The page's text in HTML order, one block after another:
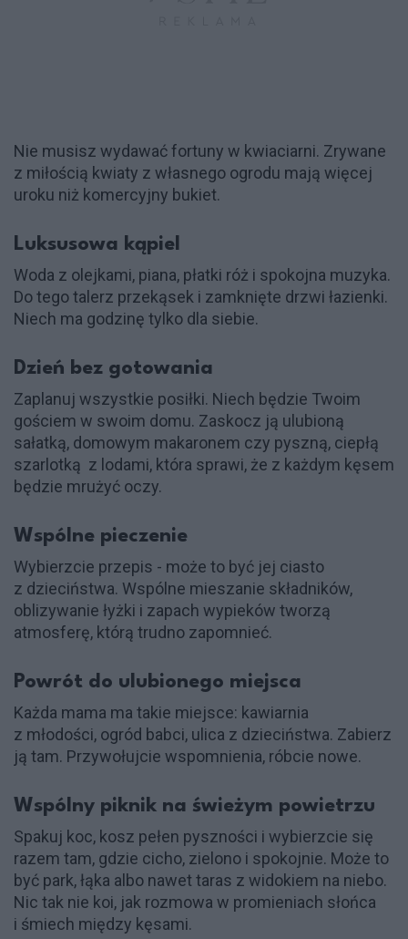
Nie musisz wydawać fortuny w kwiaciarni. Zrywane
z miłością kwiaty z własnego ogrodu mają więcej
uroku niż komercyjny bukiet.
Luksusowa kąpiel
Woda z olejkami, piana, płatki róż i spokojna muzyka.
Do tego talerz przekąsek i zamknięte drzwi łazienki.
Niech ma godzinę tylko dla siebie.
Dzień bez gotowania
Zaplanuj wszystkie posiłki. Niech będzie Twoim
gościem w swoim domu. Zaskocz ją ulubioną
sałatką, domowym makaronem czy pyszną, ciepłą
szarlotką z lodami, która sprawi, że z każdym kęsem
będzie mrużyć oczy.
Wspólne pieczenie
Wybierzcie przepis - może to być jej ciasto
z dzieciństwa. Wspólne mieszanie składników,
oblizywanie łyżki i zapach wypieków tworzą
atmosferę, którą trudno zapomnieć.
Powrót do ulubionego miejsca
Każda mama ma takie miejsce: kawiarnia
z młodości, ogród babci, ulica z dzieciństwa. Zabierz
ją tam. Przywołujcie wspomnienia, róbcie nowe.
Wspólny piknik na świeżym powietrzu
Spakuj koc, kosz pełen pyszności i wybierzcie się
razem tam, gdzie cicho, zielono i spokojnie. Może to
być park, łąka albo nawet taras z widokiem na niebo.
Nic tak nie koi, jak rozmowa w promieniach słońca
i śmiech między kęsami.